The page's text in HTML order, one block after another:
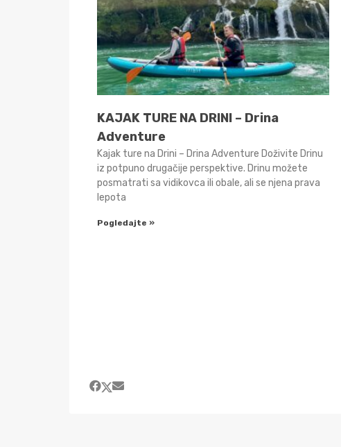
KAJAK TURE NA DRINI – Drina
Adventure
Kajak ture na Drini – Drina Adventure Doživite Drinu
iz potpuno drugačije perspektive. Drinu možete
posmatrati sa vidikovca ili obale, ali se njena prava
lepota
Pogledajte »